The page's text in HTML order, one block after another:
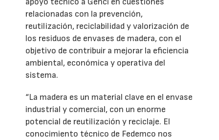
relacionadas con la prevención,
reutilización, reciclabilidad y valorización de
los residuos de envases de madera, con el
objetivo de contribuir a mejorar la eficiencia
ambiental, económica y operativa del
sistema.
“La madera es un material clave en el envase
industrial y comercial, con un enorme
potencial de reutilización y reciclaje. El
conocimiento técnico de Fedemco nos